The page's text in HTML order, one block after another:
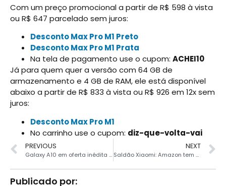
Com um preço promocional a partir de R$ 598 à vista
ou R$ 647 parcelado sem juros:
Desconto Max Pro M1 Preto
Desconto Max Pro M1 Prata
Na tela de pagamento use o cupom: ACHEI10
Já para quem quer a versão com 64 GB de
armazenamento e 4 GB de RAM, ele está disponível
abaixo a partir de R$ 833 à vista ou R$ 926 em 12x sem
juros:
Desconto Max Pro M1
No carrinho use o cupom: diz-que-volta-vai
PREVIOUS
Galaxy A10 em oferta inédita por R$559
NEXT
Saldão Xiaomi: Amazon tem grandes descontos
Publicado por: